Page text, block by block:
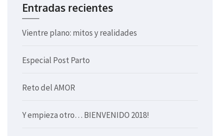
Entradas recientes
Vientre plano: mitos y realidades
Especial Post Parto
Reto del AMOR
Y empieza otro… BIENVENIDO 2018!